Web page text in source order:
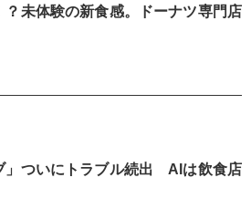
？未体験の新食感。ドーナツ専門店
」ついにトラブル続出 AIは飲食店